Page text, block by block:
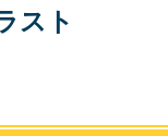
スト